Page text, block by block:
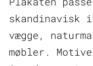
skandinavisk
vægge,
møbler.